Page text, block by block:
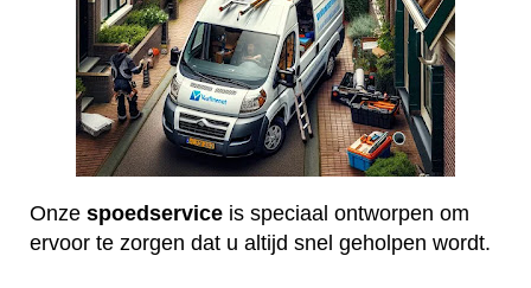
Onze spoedservice is speciaal ontworpen om
ervoor te zorgen dat u altijd snel geholpen wordt.